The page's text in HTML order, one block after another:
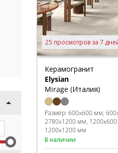
25 просмотров за 7
Керамогранит
Elysian
Mirage (Италия)
Размер: 600x600 мм
2780x1200 мм
1200x1200 мм
В наличии